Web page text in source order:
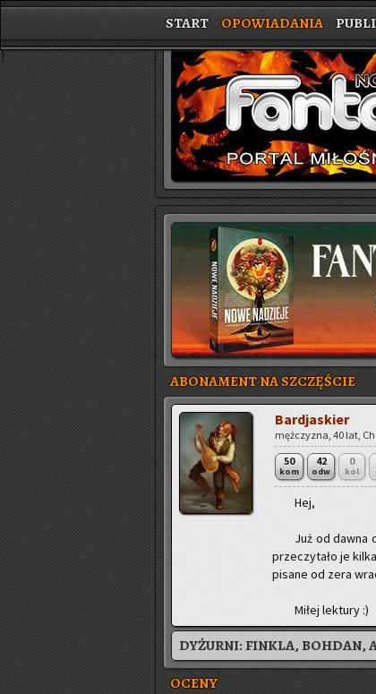
START OPOWIADANIA
}
ABONAMENT NA SZCZĘŚCIE
Bar­dja­skier
męż­czy­zna, 40 lat,
50
kom
42
odw
0
kol
Hej,
Już od dawna
prze­czy­ta­ło je
pi­sa­ne od zera
Miłej lek­tu­ry :)
DYŻURNI:FINKLA, BOHDAN,
OCENY